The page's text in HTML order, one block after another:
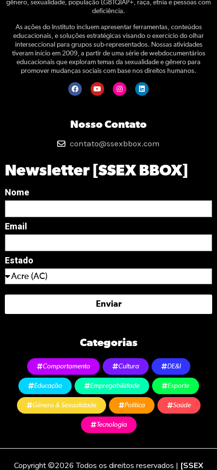
gênero, sexualidade, população LGBTQIAP+, raça, etnia e pessoas com
deficiência.
As ações do Instituto incluem apresentar ferramentas, conteúdos
educacionais, e soluções estratégicas visando o exercício do olhar
interseccional para grupos sub-representados. Nossas atividades
tiveram início em 2009, a partir de uma série de webdocumentários
educacionais que exploram temas da sexualidade e gênero para
promover mudanças sociais com base nos direitos humanos.
Nosso Contato
contato@ssexbbox.com
Newsletter [SSEX BBOX]
Nome
Email
Estado
Enviar
Categorias
Comportamento Cultura DE&I
Educação Empregabilidade Esporte
Gênero & Sexualidade Política Saúde
Tecnologia
Copyright ©2026 Todos os direitos reservados | [SSEX